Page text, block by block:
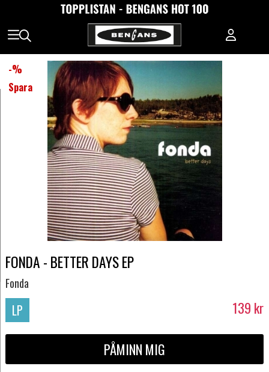
-%
Spara
FONDA - BETTER DAYS EP
Fonda
LP 139 kr
PÅMINN MIG